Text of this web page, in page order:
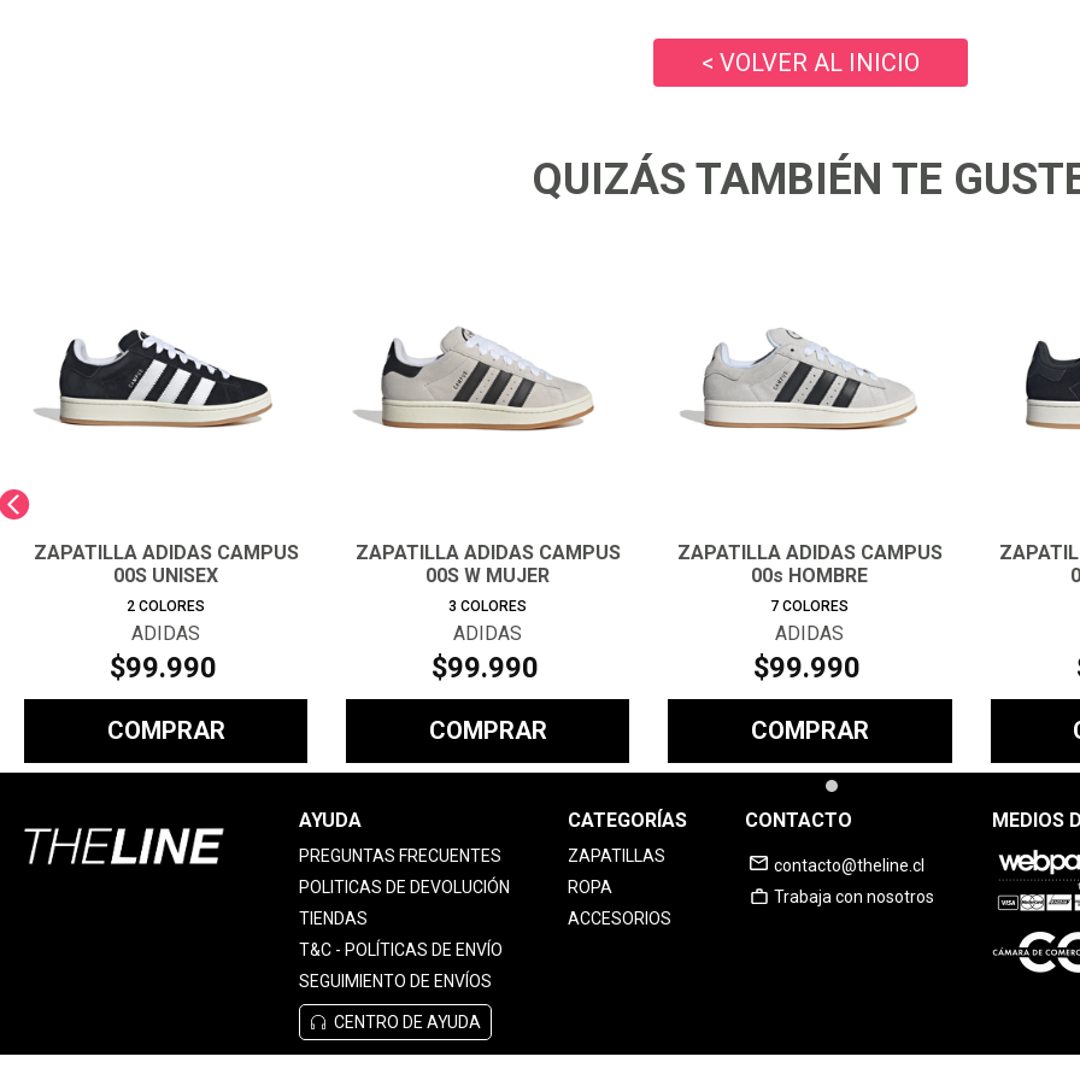
< VOLVER AL INICIO
QUIZÁS TAMBIÉN TE
ZAPATILLA ADIDAS CAMPUS
00S UNISEX
2 COLORES
ADIDAS
$99.990
COMPRAR
ZAPATILLA ADIDAS CAMPUS
00S W MUJER
3 COLORES
ADIDAS
$99.990
COMPRAR
ZAPATILLA ADIDAS CAMPUS
00s HOMBRE
7 COLORES
ADIDAS
$99.990
COMPRAR
AYUDA
PREGUNTAS FRECUENTES
POLITICAS DE DEVOLUCIÓN
TIENDAS
T&C - POLÍTICAS DE ENVÍO
SEGUIMIENTO DE ENVÍOS
CENTRO DE AYUDA
CATEGORÍAS
ZAPATILLAS
ROPA
ACCESORIOS
CONTACTO
contacto@theline.cl
Trabaja con nosotros
MEDIOS